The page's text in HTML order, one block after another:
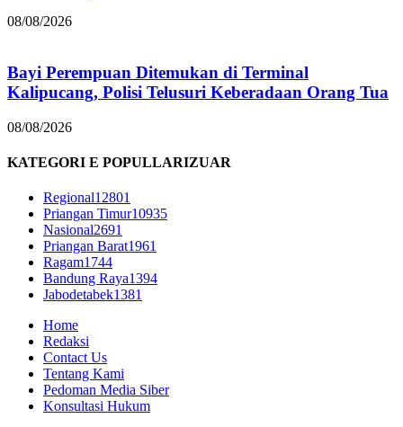
08/08/2026
Bayi Perempuan Ditemukan di Terminal
Kalipucang, Polisi Telusuri Keberadaan Orang Tua
08/08/2026
KATEGORI E POPULLARIZUAR
Regional12801
Priangan Timur10935
Nasional2691
Priangan Barat1961
Ragam1744
Bandung Raya1394
Jabodetabek1381
Home
Redaksi
Contact Us
Tentang Kami
Pedoman Media Siber
Konsultasi Hukum